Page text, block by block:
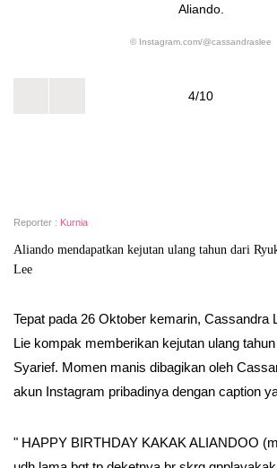
Aliando.
© Instagram.com/@cassandraslee
4/10
Reporter : Kurnia
Aliando mendapatkan kejutan ulang tahun dari
Lee
Tepat pada 26 Oktober kemarin, Cassandra
Lie kompak memberikan kejutan ulang
Syarief. Momen manis dibagikan oleh
akun Instagram pribadinya dengan caption
" HAPPY BIRTHDAY KAKAK ALIANDOO